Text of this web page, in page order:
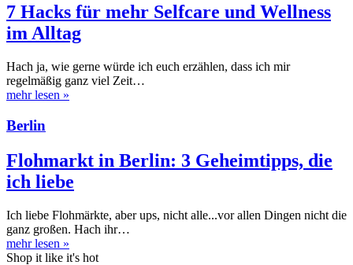
7 Hacks für mehr Selfcare und Wellness
im Alltag
Hach ja, wie gerne würde ich euch erzählen, dass ich mir
regelmäßig ganz viel Zeit…
mehr lesen »
Berlin
Flohmarkt in Berlin: 3 Geheimtipps, die
ich liebe
Ich liebe Flohmärkte, aber ups, nicht alle...vor allen Dingen nicht die
ganz großen. Hach ihr…
mehr lesen »
Shop it like it's hot